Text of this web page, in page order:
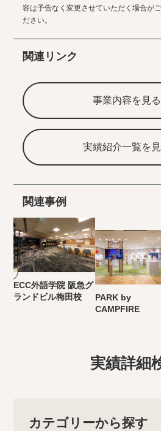
容は予告なく変更させていただく場合が
ださい。
関連リンク
事業内容を見る
実績紹介一覧を
関連事例
ECC外語学院 阪急グ
ランドビル梅田校
PARK by
CAMPFIRE
実績詳細
カテゴリーから探す